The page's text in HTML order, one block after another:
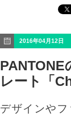
2016年04月12日
レート「
デザインや